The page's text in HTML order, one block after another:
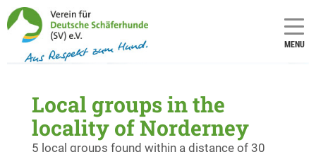
MENU
Local groups in the
locality of Norderney
5 local groups found within a distance of 30